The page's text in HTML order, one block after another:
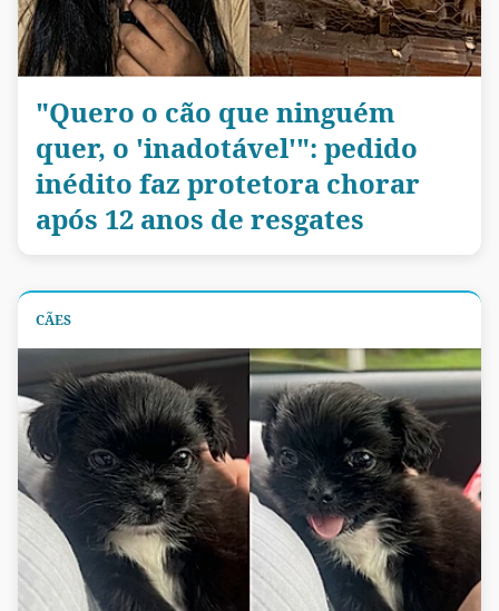
"Quero o cão que ninguém
quer, o 'inadotável'": pedido
inédito faz protetora chorar
após 12 anos de resgates
CÃES